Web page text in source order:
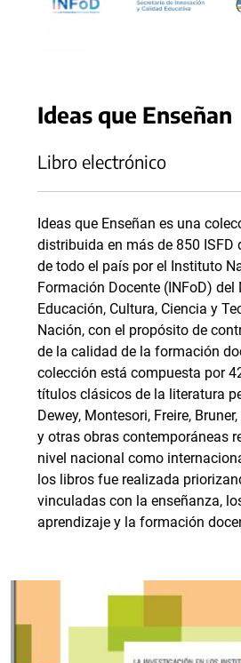
Ideas que Enseñan
Libro electrónico
Ideas que Enseñan es una
distribuida en más de 850 ISFD
de todo el país por el Instituto
Formación Docente (INFoD) del
Educación, Cultura, Ciencia y
Nación, con el propósito de
de la calidad de la formación
colección está compuesta por
títulos clásicos de la literatura
Dewey, Montesori, Freire,
y otras obras contemporáneas
nivel nacional como
los libros fue realizada
vinculadas con la enseñanza,
aprendizaje y la formación